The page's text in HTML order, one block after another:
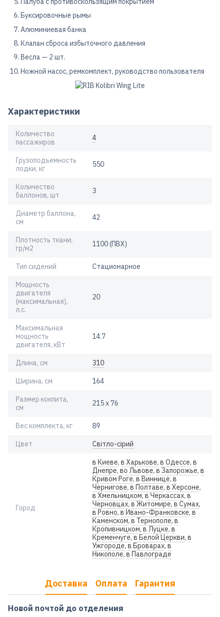
Буксировочные рымы
Алюминиевая банка
Клапан сброса избыточного давления
Весла — 2 шт.
Ножной насос, ремкомплект, руководство пользователя
Характеристики
Количество
пассажиров
4
Грузоподъемность
лодки, кг
550
Количество
баллонов, шт
3
Диаметр баллона,
см
42
Плотность ткани,
гр/м2
1100 (ПВХ)
Тип сидений Стационарное
Мощность
двигателя
(максимальная),
л.с.
20
Максимальная
мощность
двигателя, кВт
14.7
Длина, см 310
Ширина, см 164
Размер кокпита,
см
215 х 76
Вес комплекта, кг 89
Цвет Світло-сірий
Город
в Киеве, в Харькове, в Одессе, в
Днепре, во Львове, в Запорожье, в
Кривом Роге, в Виннице, в
Чернигове, в Полтаве, в Херсоне,
в Хмельницком, в Черкассах, в
Черновцах, в Житомире, в Сумах,
в Ровно, в Ивано-Франковске, в
Каменском, в Тернополе, в
Кропивницком, в Луцке, в
Кременчуге, в Белой Церкви, в
Ужгороде, в Броварах, в
Никополе, в Павлограде
Доставка Оплата Гарантия
Новой почтой до отделения